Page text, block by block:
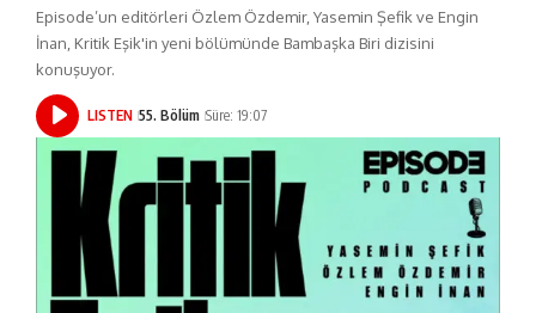
Episode’un editörleri Özlem Özdemir, Yasemin Şefik ve Engin
İnan, Kritik Eşik'in yeni bölümünde Bambaşka Biri dizisini
konuşuyor.
LISTEN 55. Bölüm Süre: 19:07